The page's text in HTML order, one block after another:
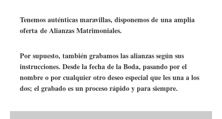
Tenemos auténticas maravillas, disponemos de una amplia
oferta de Alianzas Matrimoniales.
Por supuesto, también grabamos las alianzas según sus
instrucciones. Desde la fecha de la Boda, pasando por el
nombre o por cualquier otro deseo especial que les una a los
dos; el grabado es un proceso rápido y para siempre.